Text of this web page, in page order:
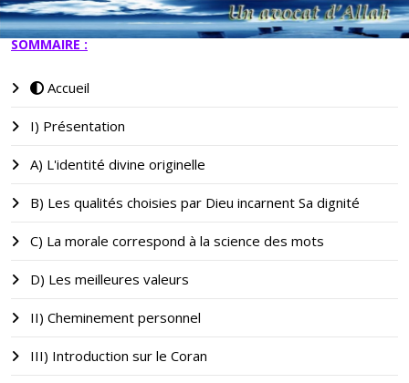
SOMMAIRE :
Accueil
I) Présentation
A) L'identité divine originelle
B) Les qualités choisies par Dieu incarnent Sa dignité
C) La morale correspond à la science des mots
D) Les meilleures valeurs
II) Cheminement personnel
III) Introduction sur le Coran